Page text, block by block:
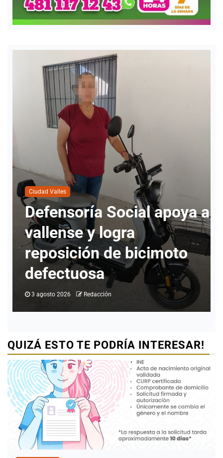
a Ciudad Valles
Ciudad Valles
% de ocupación
al cierre de julio
1 agosto 2026
QUIZÁ ESTO TE PODRÍA INTERESAR!